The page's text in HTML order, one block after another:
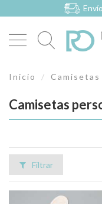
Inicio
Camisetas
Filtrar